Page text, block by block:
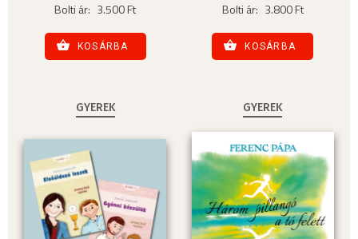
Bolti ár: 3.500 Ft
KOSÁRBA
Bolti ár: 3.800 Ft
KOSÁRBA
GYEREK GYEREK